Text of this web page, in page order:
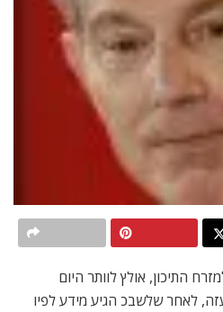
התיכון, אולץ לוותר היום
לאחר שלשבכ הגיע מידע לפיו